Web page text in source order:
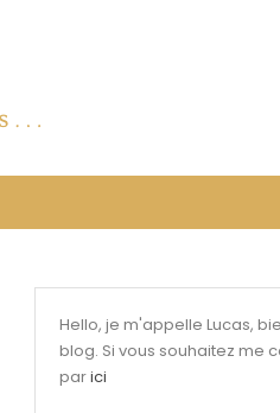
Hello, je m'appelle Lucas,
blog. Si vous souhaitez me
parici